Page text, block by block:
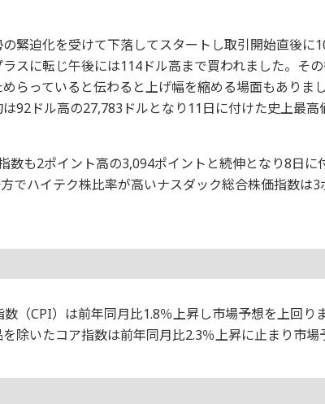
緊迫化を受けて下落してスタートし取引開始直後に
スに転じ午後には114ドル高まで買われました。そ
らっていると伝わると上げ幅を縮める場面もありま
92ドル高の27,783ドルとなり11日に付けた史上最高
数も2ポイント高の3,094ポイントと続伸となり8日に
でハイテク株比率が高いナスダック総合株価指数は
（CPI）は前年同月比1.8％上昇し市場予想を上回り
除いたコア指数は前年同月比2.3％上昇に止まり市場